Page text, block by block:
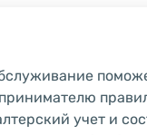
учет и